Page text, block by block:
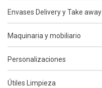
Envases Delivery y Take away
Maquinaria y mobiliario
Personalizaciones
Útiles Limpieza